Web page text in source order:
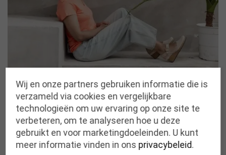
De nieuwste schoenentrends voor de zomer
van 2025
De zomer van 2025 belooft een geweldige periode te
worden voor schoenenliefhebbers. Of je nu houdt van
opvallende designs of…
Wij en onze partners gebruiken informatie die is
verzameld via cookies en vergelijkbare
technologieën om uw ervaring op onze site te
verbeteren, om te analyseren hoe u deze
gebruikt en voor marketingdoeleinden. U kunt
meer informatie vinden in ons privacybeleid.